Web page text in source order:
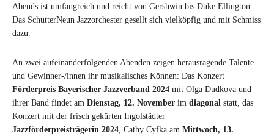
Abends ist umfangreich und reicht von Gershwin bis Duke Ellington.
Das SchutterNeun Jazzorchester gesellt sich vielköpfig und mit Schmiss
dazu.
An zwei aufeinanderfolgenden Abenden zeigen herausragende Talente
und Gewinner-/innen ihr musikalisches Können: Das Konzert
Förderpreis Bayerischer Jazzverband 2024 mit Olga Dudkova und
ihrer Band findet am Dienstag, 12. November im diagonal statt, das
Konzert mit der frisch gekürten Ingolstädter
Jazzförderpreisträgerin 2024, Cathy Cyfka am Mittwoch, 13.